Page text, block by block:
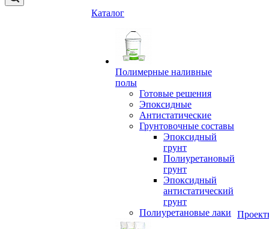
Каталог
Полимерные наливные
полы
Готовые решения
Эпоксидные
Антистатические
Грунтовочные составы
Эпоксидный
грунт
Полиуретановый
грунт
Эпоксидный
антистатический
грунт
Полиуретановые лаки